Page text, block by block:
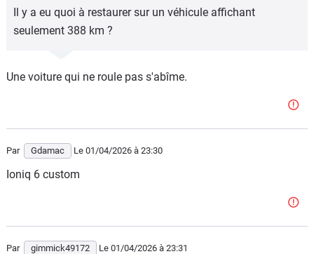
Il y a eu quoi à restaurer sur un véhicule affichant
seulement 388 km ?
Une voiture qui ne roule pas s'abîme.
Par Gdamac Le 01/04/2026 à 23:30
Ioniq 6 custom
Par gimmick49172 Le 01/04/2026 à 23:31